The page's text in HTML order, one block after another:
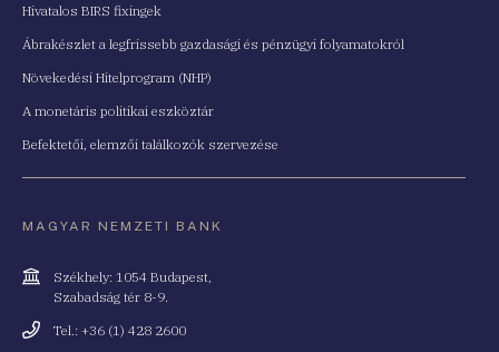
Hivatalos BIRS fixingek
Ábrakészlet a legfrissebb gazdasági és pénzügyi folyamatokról
Növekedési Hitelprogram (NHP)
A monetáris politikai eszköztár
Befektetői, elemzői találkozók szervezése
MAGYAR NEMZETI BANK
Cím
Székhely: 1054 Budapest,
Szabadság tér 8-9.
Telefonszám
Tel.: +36 (1) 428 2600